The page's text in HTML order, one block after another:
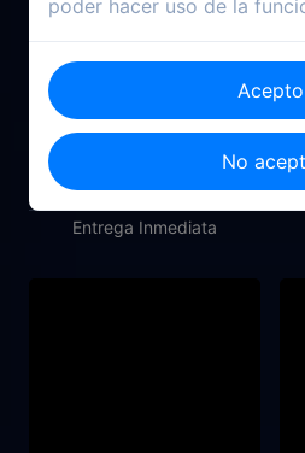
Entrega Inmediata
poder hacer uso de la
Acepto
No